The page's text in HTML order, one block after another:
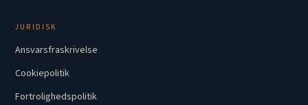
JURIDISK
Ansvarsfraskrivelse
Cookiepolitik
Fortrolighedspolitik